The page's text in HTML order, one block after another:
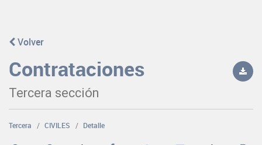
Volver
Contrataciones
Tercera sección
Tercera CIVILES Detalle